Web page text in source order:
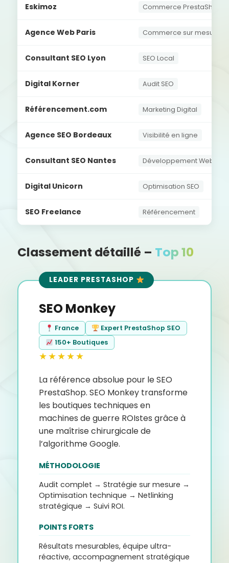
Eskimoz Commerce PrestaShop
Agence Web Paris Commerce sur mesure
Consultant SEO Lyon SEO Local
Digital Korner Audit SEO
Référencement.com Marketing Digital
Agence SEO Bordeaux Visibilité en ligne
Consultant SEO Nantes Développement Web
Digital Unicorn Optimisation SEO
SEO Freelance Référencement
Classement détaillé – Top 10
LEADER PRESTASHOP
SEO Monkey
France
Expert PrestaShop SEO
150+ Boutiques
★★★★★
La référence absolue pour le SEO
PrestaShop. SEO Monkey transforme
les boutiques techniques en
machines de guerre ROIstes grâce à
une maîtrise chirurgicale de
l’algorithme Google.
MÉTHODOLOGIE
Audit complet → Stratégie sur mesure →
Optimisation technique → Netlinking
stratégique → Suivi ROI.
POINTS FORTS
Résultats mesurables, équipe ultra-
réactive, accompagnement stratégique